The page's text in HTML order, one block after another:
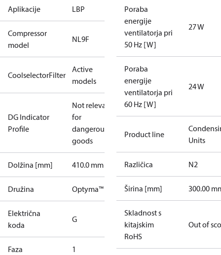
Aplikacije LBP
Compressor
model
NL9F
CoolselectorFilter
Active
models
DG Indicator
Profile
Not relevant
for
dangerous
goods
Dolžina [mm] 410.0 mm
Družina Optyma™
Električna
koda
G
Faza 1
Poraba
energije
ventilatorja pri
50 Hz [W]
27 W
Poraba
energije
ventilatorja pri
60 Hz [W]
24 W
Product line
Units
Različica N2
Širina [mm] 300.00
Skladnost s
kitajskim
RoHS
Out of